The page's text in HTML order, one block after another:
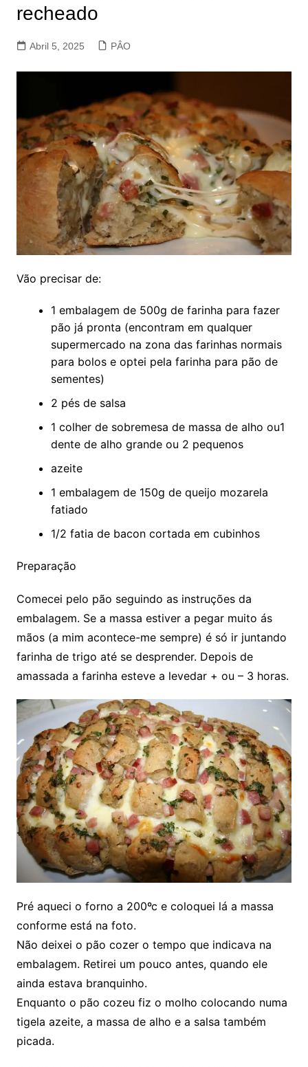
recheado
Abril 5, 2025 PÂO
Vão precisar de:
1 embalagem de 500g de farinha para fazer
pão já pronta (encontram em qualquer
supermercado na zona das farinhas normais
para bolos e optei pela farinha para pão de
sementes)
2 pés de salsa
1 colher de sobremesa de massa de alho ou1
dente de alho grande ou 2 pequenos
azeite
1 embalagem de 150g de queijo mozarela
fatiado
1/2 fatia de bacon cortada em cubinhos
Preparação
Comecei pelo pão seguindo as instruções da
embalagem. Se a massa estiver a pegar muito ás
mãos (a mim acontece-me sempre) é só ir juntando
farinha de trigo até se desprender. Depois de
amassada a farinha esteve a levedar + ou – 3 horas.
Pré aqueci o forno a 200ºc e coloquei lá a massa
conforme está na foto.
Não deixei o pão cozer o tempo que indicava na
embalagem. Retirei um pouco antes, quando ele
ainda estava branquinho.
Enquanto o pão cozeu fiz o molho colocando numa
tigela azeite, a massa de alho e a salsa também
picada.